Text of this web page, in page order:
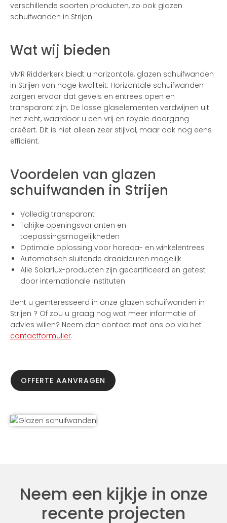
verschillende soorten producten, zo ook glazen
schuifwanden in Strijen .
Wat wij bieden
VMR Ridderkerk biedt u horizontale, glazen schuifwanden
in Strijen van hoge kwaliteit. Horizontale schuifwanden
zorgen ervoor dat gevels en entrees open en
transparant zijn. De losse glaselementen verdwijnen uit
het zicht, waardoor u een vrij en royale doorgang
creëert. Dit is niet alleen zeer stijlvol, maar ook nog eens
efficiënt.
Voordelen van glazen
schuifwanden in Strijen
Volledig transparant
Talrijke openingsvarianten en
toepassingsmogelijkheden
Optimale oplossing voor horeca- en winkelentrees
Automatisch sluitende draaideuren mogelijk
Alle Solarlux-producten zijn gecertificeerd en getest
door internationale instituten
Bent u geïnteresseerd in onze glazen schuifwanden in
Strijen ? Of zou u graag nog wat meer informatie of
advies willen? Neem dan contact met ons op via het
contactformulier.
OFFERTE AANVRAGEN
Neem een kijkje in onze
recente projecten